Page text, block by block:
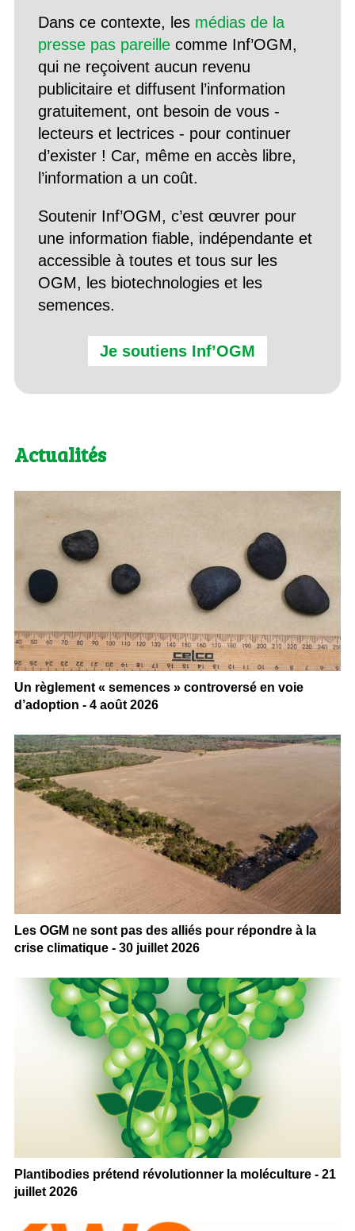
Dans ce contexte, les médias de la
presse pas pareillecomme Inf’OGM,
qui ne reçoivent aucun revenu
publicitaire et diffusent l’information
gratuitement, ont besoin de vous -
lecteurs et lectrices - pour continuer
d’exister ! Car, même en accès libre,
l’information a un coût.
Soutenir Inf’OGM, c’est œuvrer pour
une information fiable, indépendante et
accessible à toutes et tous sur les
OGM, les biotechnologies et les
semences.
Je soutiens Inf’OGM
Actualités
Un règlement « semences » controversé en voie
d’adoption - 4 août 2026
Les OGM ne sont pas des alliés pour répondre à la
crise climatique - 30 juillet 2026
Plantibodies prétend révolutionner la moléculture - 21
juillet 2026